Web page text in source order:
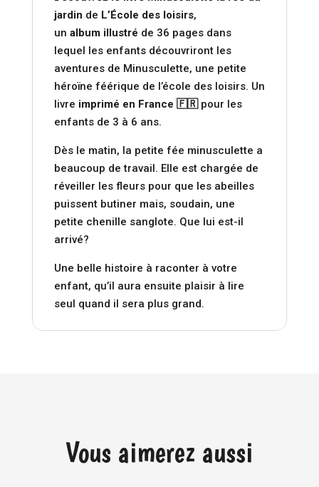
jardin de L’École des loisirs,
un album illustré de 36 pages dans
lequel les enfants découvriront les
aventures de Minusculette, une petite
héroïne féérique de l’école des loisirs. Un
livre imprimé en France 🇫🇷pour les
enfants de 3 à 6 ans.
Dès le matin, la petite fée minusculette a
beaucoup de travail. Elle est chargée de
réveiller les fleurs pour que les abeilles
puissent butiner mais, soudain, une
petite chenille sanglote. Que lui est-il
arrivé?
Une belle histoire à raconter à votre
enfant, qu’il aura ensuite plaisir à lire
seul quand il sera plus grand.
Vous aimerez aussi